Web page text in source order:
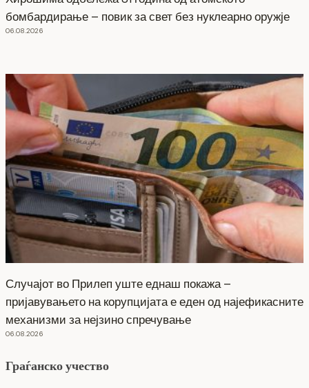
бомбардирање – повик за свет без нуклеарно оружје
06.08.2026
Случајот во Прилеп уште еднаш покажа –
пријавувањето на корупцијата е еден од најефикасните
механизми за нејзино спречување
06.08.2026
Граѓанско учество